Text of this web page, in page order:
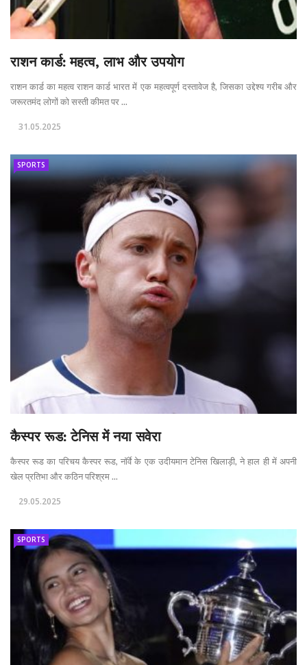
राशन कार्ड: महत्व, लाभ और उपयोग
राशन कार्ड का महत्व राशन कार्ड भारत में एक महत्वपूर्ण दस्तावेज है, जिसका उद्देश्य गरीब और
जरूरतमंद लोगों को सस्ती कीमत पर ...
31.05.2025
SPORTS
कैस्पर रूड: टेनिस में नया सवेरा
कैस्पर रूड का परिचय कैस्पर रूड, नॉर्वे के एक उदीयमान टेनिस खिलाड़ी, ने हाल ही में अपनी
खेल प्रतिभा और कठिन परिश्रम ...
29.05.2025
SPORTS